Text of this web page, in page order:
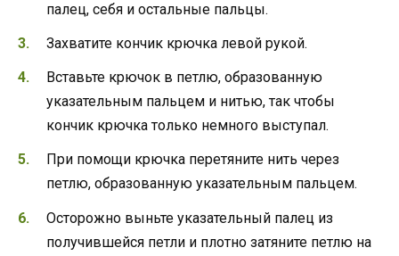
палец, себя и остальные пальцы.
Захватите кончик крючка левой рукой.
Вставьте крючок в петлю, образованную
указательным пальцем и нитью, так чтобы
кончик крючка только немного выступал.
При помощи крючка перетяните нить через
петлю, образованную указательным пальцем.
Осторожно выньте указательный палец из
получившейся петли и плотно затяните петлю на